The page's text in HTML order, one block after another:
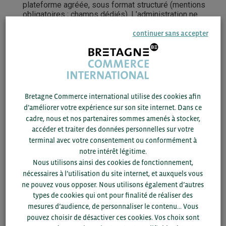
plateforme agréée, sous format structuré (mentions
obligatoires ; champs dédiés). L’administration ne
suivra un cycle de vie sur la plateforme.
: les entreprises devront transmettre
les données de certaines opérations (BtoB hors
France, BtoC en France et à l’étranger) à l’administration
via une plateforme, soit par saisie manuelle, soit via
La transmission des données de paiement: elle
concernera uniquement les prestations de services, en
France ou à l’étranger, qui sont dans le champ de la
facturation électronique ou de la transmission des
données. Les données seront transmises via les
plateformes dans un format standardisé.
Afin de vous conformer à ces futures obligations, il est
essentiel, dès à présent, d’identifier les ressources
internes disponibles, vérifier la conformité des factures
actuelles et cartographier vos flux afin de choisir la
plateforme agrée correspondant au mieux à vos besoins.”
continuer sans accepter
Bretagne Commerce international utilise des cookies afin
d’améliorer votre expérience sur son site internet. Dans ce
cadre, nous et nos partenaires sommes amenés à stocker,
accéder et traiter des données personnelles sur votre
terminal avec votre consentement ou conformément à
notre intérêt légitime.
Nous utilisons ainsi des cookies de fonctionnement,
nécessaires à l’utilisation du site internet, et auxquels vous
ne pouvez vous opposer. Nous utilisons également d’autres
types de cookies qui ont pour finalité de réaliser des
mesures d’audience, de personnaliser le contenu... Vous
pouvez choisir de désactiver ces cookies. Vos choix sont